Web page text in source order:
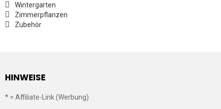
Wintergarten
Zimmerpflanzen
Zubehör
HINWEISE
* = Affiliate-Link (Werbung)